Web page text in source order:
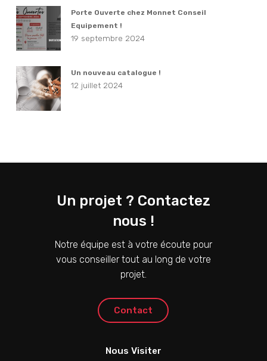
Porte Ouverte chez Monnet Conseil
Equipement !
19 septembre 2024
Un nouveau catalogue !
12 juillet 2024
Un projet ? Contactez
nous !
Notre équipe est à votre écoute pour
vous conseiller tout au long de votre
projet.
Contact
Nous Visiter